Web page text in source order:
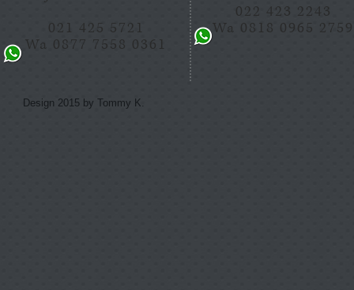
021 425 5721
Wa 0877 7558 0361
022 423 2243
Wa 0818 0965 2759
Design 2015 by Tommy K.